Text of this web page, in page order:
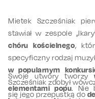
Mietek Szcześniak
stawiał w zespole
chóru kościelnego,
specyficzny rodzaj
w popularnym
Szcześniak zdobył
się jego przepustką do
Swoje utwory tworzy
elementami popu. Nie